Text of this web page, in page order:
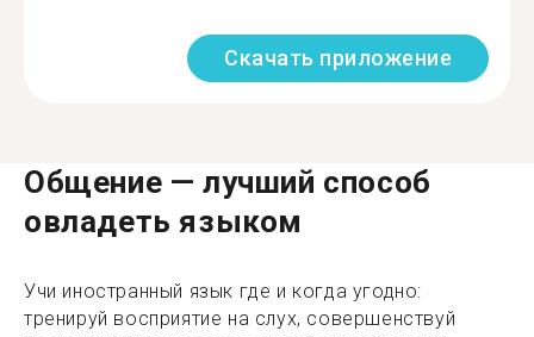
Скачать приложение
Общение — лучший способ
овладеть языком
Учи иностранный язык где и когда угодно:
тренируй восприятие на слух, совершенствуй